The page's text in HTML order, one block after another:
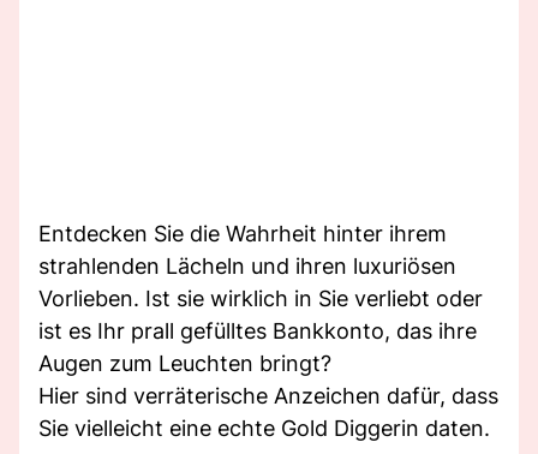
Entdecken Sie die Wahrheit hinter ihrem
strahlenden Lächeln und ihren luxuriösen
Vorlieben. Ist sie wirklich in Sie verliebt oder
ist es Ihr prall gefülltes Bankkonto, das ihre
Augen zum Leuchten bringt?
Hier sind verräterische Anzeichen dafür, dass
Sie vielleicht eine echte Gold Diggerin daten.